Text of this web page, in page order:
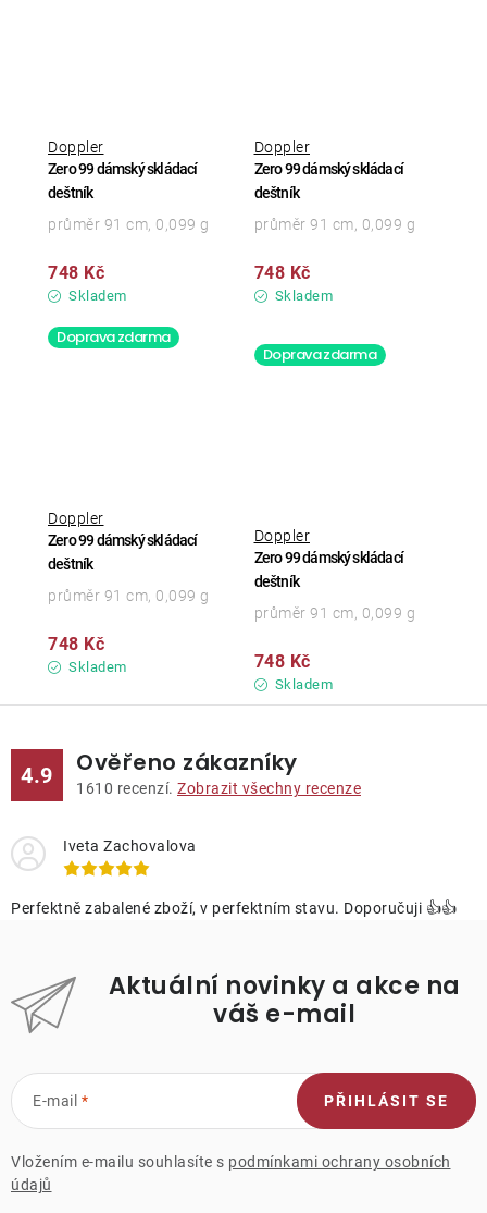
Zero 99 dámský skládací
deštník
Doppler
Skladem
748 Kč
průměr 91 cm, 0,099 g
Zero 99 dámský skládací
deštník
Doppler
Skladem
748 Kč
průměr 91 cm, 0,099 g
Doprava zdarma
Zero 99 dámský skládací
deštník
Doppler
Skladem
748 Kč
průměr 91 cm, 0,099 g
Doprava zdarma
Zero 99 dámský skládací
deštník
Doppler
Skladem
748 Kč
průměr 91 cm, 0,099 g
4.9 Ověřeno zákazníky
1610 recenzí. Zobrazit všechny recenze
Iveta Zachovalova
Perfektně zabalené zboží, v perfektním stavu. Doporučuji 👍👍
Aktuální novinky a akce na
váš e-mail
E-mail
Vložením e-mailu souhlasíte s podmínkami ochrany osobních
údajů
PŘIHLÁSIT SE